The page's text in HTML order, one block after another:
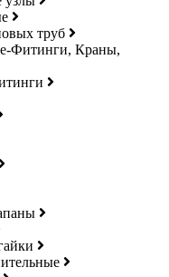
труб
Фитинги, Краны,